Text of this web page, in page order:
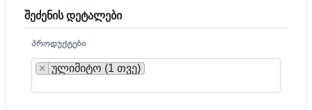
შეძენის დეტალები
ᲞᲠᲝᲓᲣᲥᲢᲔᲑᲘ
× ულიმიტო (1 თვე)